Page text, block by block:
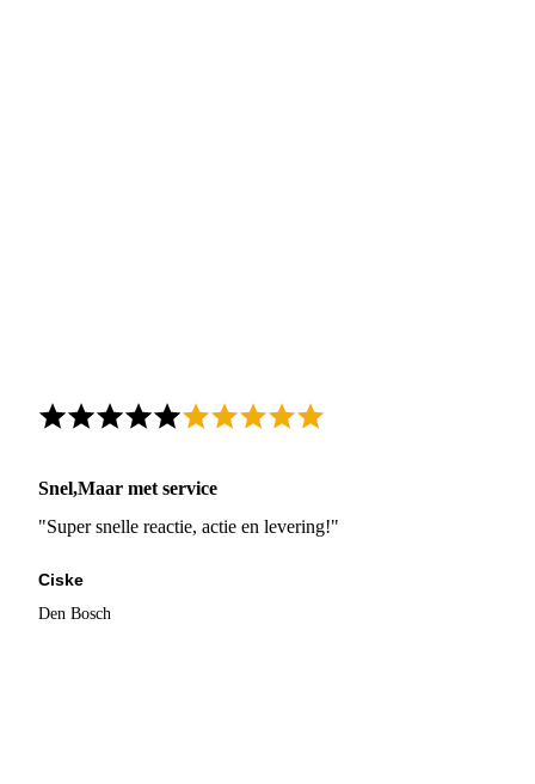
Snel,Maar met service
"Super snelle reactie, actie en levering!"
Ciske
Den Bosch